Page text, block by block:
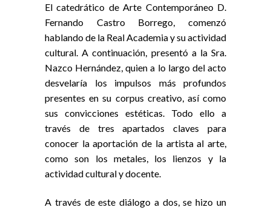
El catedrático de Arte Contemporáneo D.
Fernando Castro Borrego, comenzó
hablando de la Real Academia y su actividad
cultural. A continuación, presentó a la Sra.
Nazco Hernández, quien a lo largo del acto
desvelaría los impulsos más profundos
presentes en su corpus creativo, así como
sus convicciones estéticas. Todo ello a
través de tres apartados claves para
conocer la aportación de la artista al arte,
como son los metales, los lienzos y la
actividad cultural y docente.
A través de este diálogo a dos, se hizo un